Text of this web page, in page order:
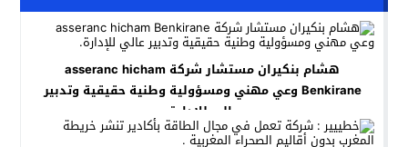
هشام بنكيران مستشار شركة asseranc hicham
Benkirane وعي مهني ومسؤولية وطنية حقيقية وتدبير
عالي للإدارة.